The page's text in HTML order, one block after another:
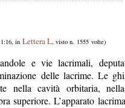
in Lettera L, visto n. 1555 volte)
e vie lacrimali,
delle lacrime. Le
nella cavità orbitaria,
superiore. L’apparato